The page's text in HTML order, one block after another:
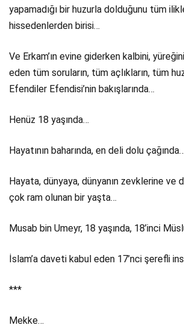
yapamadığı bir huzurla dolduğunu tüm
hissedenlerden birisi…
Ve Erkam’ın evine giderken kalbini,
eden tüm soruların, tüm açlıkların, tüm
Efendiler Efendisi’nin bakışlarında…
Henüz 18 yaşında…
Hayatının baharında, en deli dolu çağında…
Hayata, dünyaya, dünyanın zevklerine ve
çok ram olunan bir yaşta…
Musab bin Umeyr, 18 yaşında, 18’inci
İslam’a daveti kabul eden 17’nci şerefli
***
Mekke…